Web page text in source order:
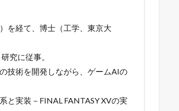
を経て、博士（工学、東京大
究に従事。
技術を開発しながら、ゲームAIの
と実装－FINAL FANTASY XVの実